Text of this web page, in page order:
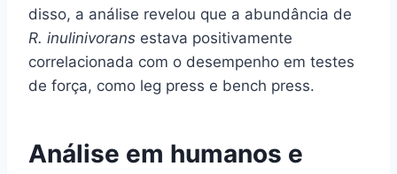
disso, a análise revelou que a abundância de
R. inulinivorans estava positivamente
correlacionada com o desempenho em testes
de força, como leg press e bench press.
Análise em humanos e